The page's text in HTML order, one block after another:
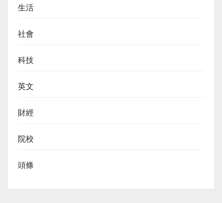
生活
社會
科技
英文
財經
院校
頭條